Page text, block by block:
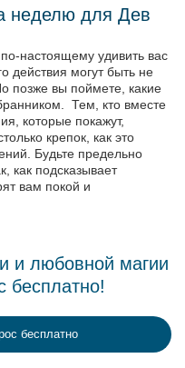
неделю для Дев
настоящему удивить вас
действия могут быть не
позже вы поймете, какие
Тем, кто вместе
которые покажут,
крепок, как это
Будьте предельно
как подсказывает
вам покой и
и любовной магии
бесплатно!
бесплатно